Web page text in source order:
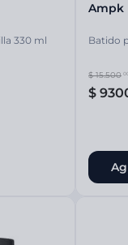
330 ml
Ampk
Batido
$ 15.500
$